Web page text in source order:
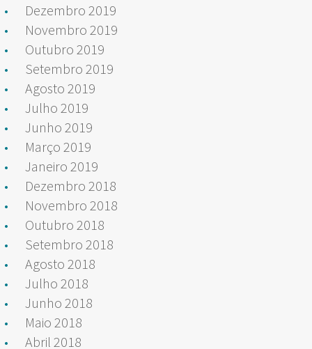
Dezembro 2019
Novembro 2019
Outubro 2019
Setembro 2019
Agosto 2019
Julho 2019
Junho 2019
Março 2019
Janeiro 2019
Dezembro 2018
Novembro 2018
Outubro 2018
Setembro 2018
Agosto 2018
Julho 2018
Junho 2018
Maio 2018
Abril 2018